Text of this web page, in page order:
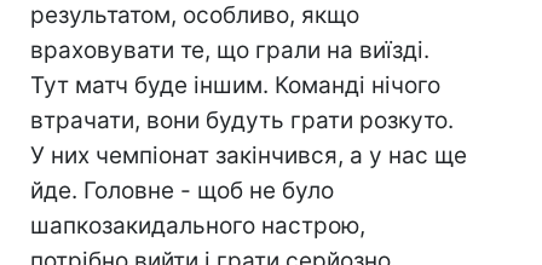
результатом, особливо, якщо
враховувати те, що грали на виїзді.
Тут матч буде іншим. Команді нічого
втрачати, вони будуть грати розкуто.
У них чемпіонат закінчився, а у нас ще
йде. Головне - щоб не було
шапкозакидального настрою,